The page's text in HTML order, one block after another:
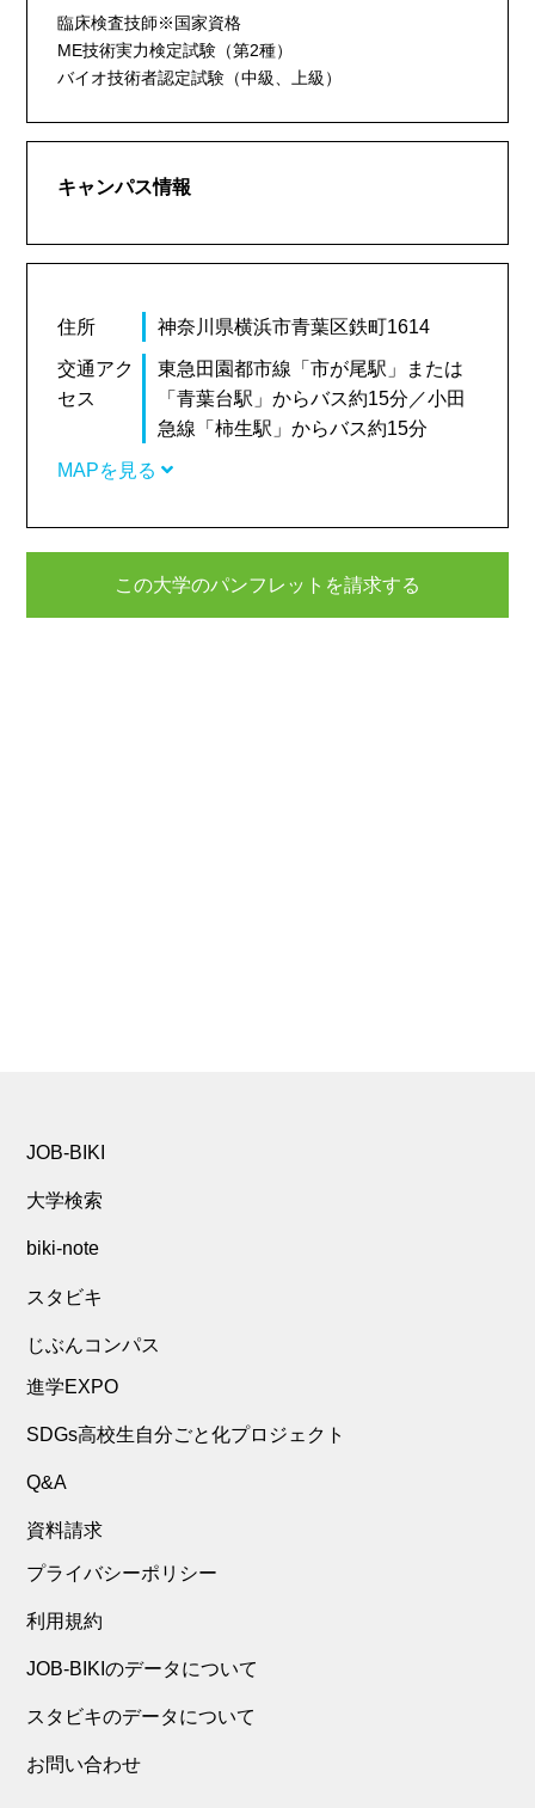
臨床検査技師※国家資格
ME技術実力検定試験（第2種）
バイオ技術者認定試験（中級、上級）
キャンパス情報
住所 神奈川県横浜市青葉区鉄町1614
交通アク
セス
東急田園都市線「市が尾駅」または
「青葉台駅」からバス約15分／小田
急線「柿生駅」からバス約15分
MAPを見る
この大学のパンフレットを請求する
JOB-BIKI
大学検索
biki-note
スタビキ
じぶんコンパス
進学EXPO
SDGs高校生自分ごと化プロジェクト
Q&A
資料請求
プライバシーポリシー
利用規約
JOB-BIKIのデータについて
スタビキのデータについて
お問い合わせ